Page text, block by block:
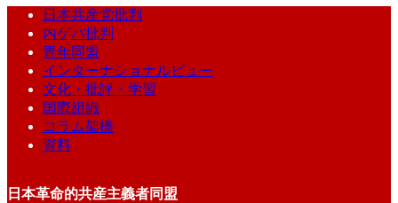
日本共産党批判
内ゲバ批判
青年同盟
インターナショナルビュー
文化・批評・学習
国際組織
コラム架橋
資料
日本革命的共産主義者同盟